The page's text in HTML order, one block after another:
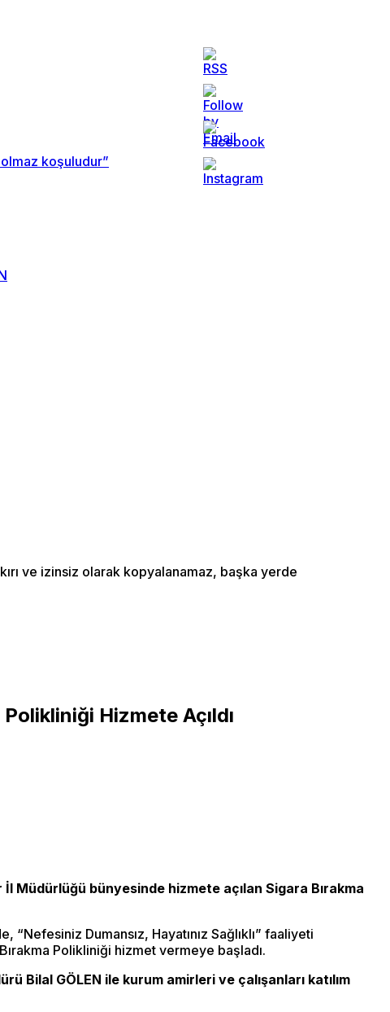
koşuludur”
ve izinsiz olarak kopyalanamaz, başka yerde
Hizmete Açıldı
İl Müdürlüğü bünyesinde hizmete açılan Sigara Bırakma
Dumansız, Hayatınız Sağlıklı” faaliyeti
Polikliniği hizmet vermeye başladı.
GÖLEN ile kurum amirleri ve çalışanları katılım